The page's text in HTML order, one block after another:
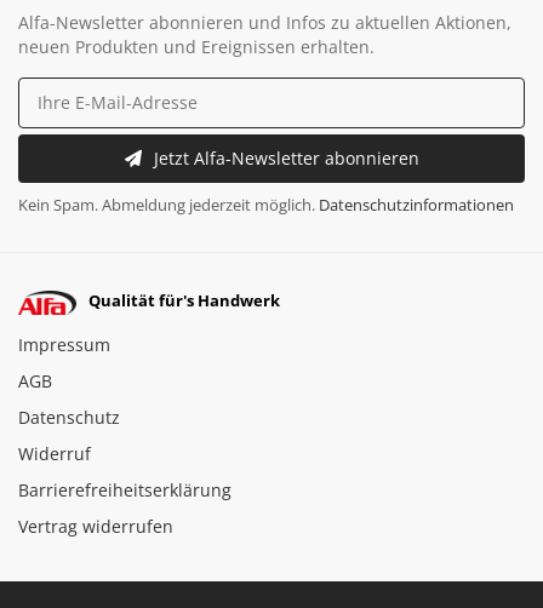
Alfa-Newsletter abonnieren und Infos zu aktuellen Aktionen,
neuen Produkten und Ereignissen erhalten.
Jetzt Alfa-Newsletter abonnieren
Kein Spam. Abmeldung jederzeit möglich. Datenschutzinformationen
Qualität für's Handwerk
Impressum
AGB
Datenschutz
Widerruf
Barrierefreiheitserklärung
Vertrag widerrufen